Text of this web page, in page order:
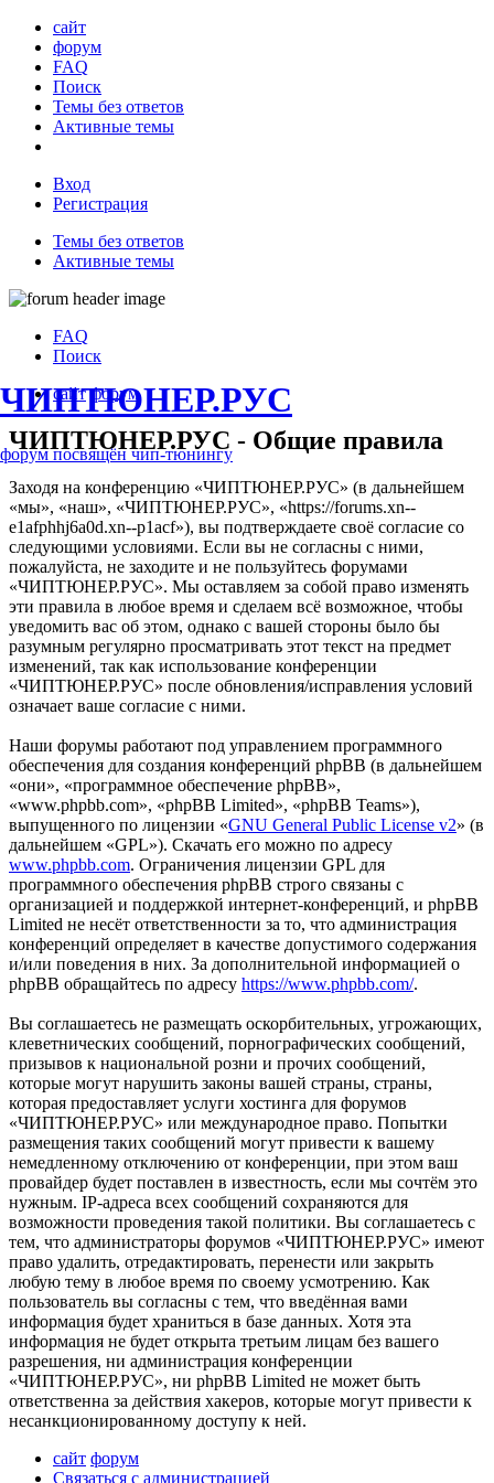
сайт
форум
FAQ
Поиск
Темы без ответов
Активные темы
Вход
Регистрация
Темы без ответов
Активные темы
ЧИПТЮНЕР.РУС
форум посвящён чип-тюнингу
FAQ
Поиск
сайт форум
ЧИПТЮНЕР.РУС - Общие правила
Заходя на конференцию «ЧИПТЮНЕР.РУС» (в дальнейшем
«мы», «наш», «ЧИПТЮНЕР.РУС», «https://forums.xn--
e1afphhj6a0d.xn--p1acf»), вы подтверждаете своё согласие со
следующими условиями. Если вы не согласны с ними,
пожалуйста, не заходите и не пользуйтесь форумами
«ЧИПТЮНЕР.РУС». Мы оставляем за собой право изменять
эти правила в любое время и сделаем всё возможное, чтобы
уведомить вас об этом, однако с вашей стороны было бы
разумным регулярно просматривать этот текст на предмет
изменений, так как использование конференции
«ЧИПТЮНЕР.РУС» после обновления/исправления условий
означает ваше согласие с ними.
Наши форумы работают под управлением программного
обеспечения для создания конференций phpBB (в дальнейшем
«они», «программное обеспечение phpBB»,
«www.phpbb.com», «phpBB Limited», «phpBB Teams»),
выпущенного по лицензии «GNU General Public License v2» (в
дальнейшем «GPL»). Скачать его можно по адресу
www.phpbb.com. Ограничения лицензии GPL для
программного обеспечения phpBB строго связаны с
организацией и поддержкой интернет-конференций, и phpBB
Limited не несёт ответственности за то, что администрация
конференций определяет в качестве допустимого содержания
и/или поведения в них. За дополнительной информацией о
phpBB обращайтесь по адресу https://www.phpbb.com/.
Вы соглашаетесь не размещать оскорбительных, угрожающих,
клеветнических сообщений, порнографических сообщений,
призывов к национальной розни и прочих сообщений,
которые могут нарушить законы вашей страны, страны,
которая предоставляет услуги хостинга для форумов
«ЧИПТЮНЕР.РУС» или международное право. Попытки
размещения таких сообщений могут привести к вашему
немедленному отключению от конференции, при этом ваш
провайдер будет поставлен в известность, если мы сочтём это
нужным. IP-адреса всех сообщений сохраняются для
возможности проведения такой политики. Вы соглашаетесь с
тем, что администраторы форумов «ЧИПТЮНЕР.РУС» имеют
право удалить, отредактировать, перенести или закрыть
любую тему в любое время по своему усмотрению. Как
пользователь вы согласны с тем, что введённая вами
информация будет храниться в базе данных. Хотя эта
информация не будет открыта третьим лицам без вашего
разрешения, ни администрация конференции
«ЧИПТЮНЕР.РУС», ни phpBB Limited не может быть
ответственна за действия хакеров, которые могут привести к
несанкционированному доступу к ней.
сайт форум
Связаться с администрацией